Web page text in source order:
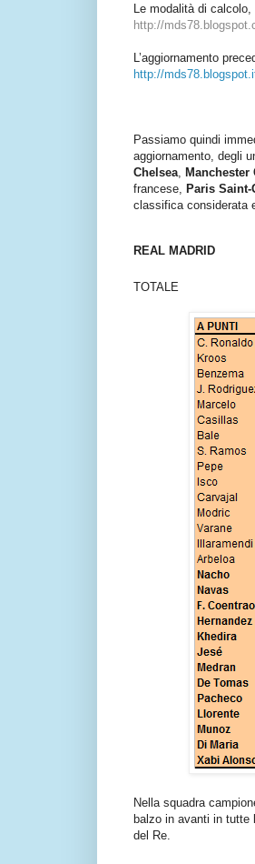
Le modalità di
http://
L’aggiornamento
http://
Passiamo quindi
aggiornamento, degli
Chelsea, Manchester
francese, Paris Saint-
classifica considerata
REAL MADRID
TOTALE
Nella squadra
balzo in avanti in tutte
del Re.